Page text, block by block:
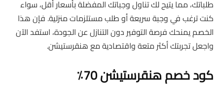
طلباتك، مما يتيح لك تناول وجباتك المفضلة بأسعار أقل، سواء
كنت ترغب في وجبة سريعة أو طلب مستلزمات منزلية. فإن هذا
الخصم يمنحك فرصة التوفير دون التنازل عن الجودة، استفد الآن
واجعل تجربتك أكثر متعة واقتصادية مع هنقرستيشن.
كود خصم هنقرستيشن 70٪